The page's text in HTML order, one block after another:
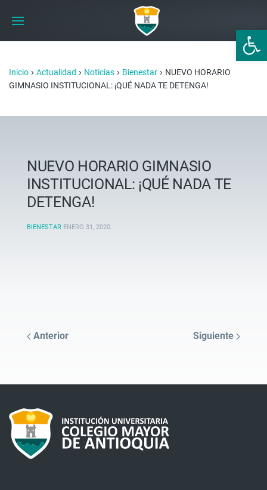
Abrir
Inicio › Actualidad › Noticias › Bienestar › NUEVO HORARIO
GIMNASIO INSTITUCIONAL: ¡QUÉ NADA TE DETENGA!
NUEVO HORARIO GIMNASIO
INSTITUCIONAL: ¡QUÉ NADA TE
DETENGA!
BIENESTAR ENERO 31, 2020.
Anterior Siguiente